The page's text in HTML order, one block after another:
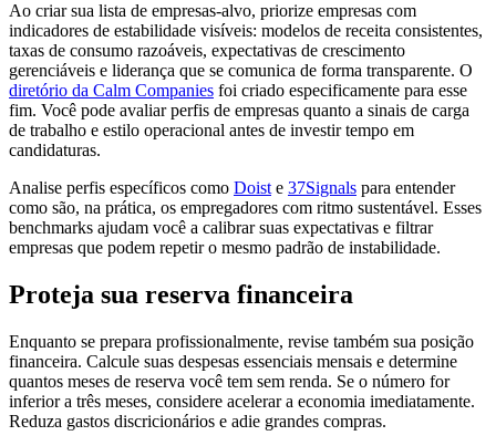
Ao criar sua lista de empresas-alvo, priorize empresas com
indicadores de estabilidade visíveis: modelos de receita consistentes,
taxas de consumo razoáveis, expectativas de crescimento
gerenciáveis e liderança que se comunica de forma transparente. O
diretório da Calm Companies foi criado especificamente para esse
fim. Você pode avaliar perfis de empresas quanto a sinais de carga
de trabalho e estilo operacional antes de investir tempo em
candidaturas.
Analise perfis específicos como Doist e 37Signals para entender
como são, na prática, os empregadores com ritmo sustentável. Esses
benchmarks ajudam você a calibrar suas expectativas e filtrar
empresas que podem repetir o mesmo padrão de instabilidade.
Proteja sua reserva financeira
Enquanto se prepara profissionalmente, revise também sua posição
financeira. Calcule suas despesas essenciais mensais e determine
quantos meses de reserva você tem sem renda. Se o número for
inferior a três meses, considere acelerar a economia imediatamente.
Reduza gastos discricionários e adie grandes compras.